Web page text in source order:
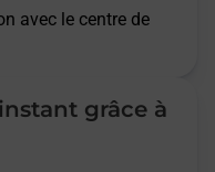
avec le centre de
grâce à